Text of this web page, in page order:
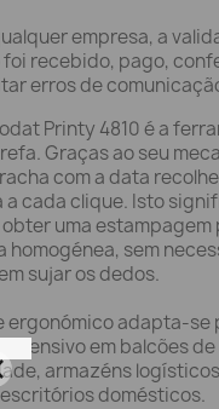
empresa, a
recebido, pago,
erros de
Printy 4810 é a
Graças ao seu
com a data
cada clique. Isto
uma estampagem
sem
sujar os dedos.
ergonómico adapta-se
intensivo em balcões
armazéns
domésticos.